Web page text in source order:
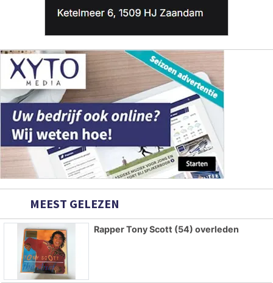
MEEST GELEZEN
Rapper Tony Scott (54) overleden